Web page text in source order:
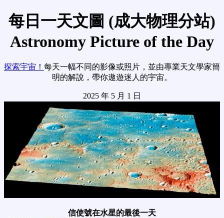
每日一天文圖 (成大物理分站)
Astronomy Picture of the Day
探索宇宙！ 每天一幅不同的影像或照片，並由專業天文學家簡
明的解說，帶你遨遊迷人的宇宙。
2025 年 5 月 1 日
信使號在水星的最後一天